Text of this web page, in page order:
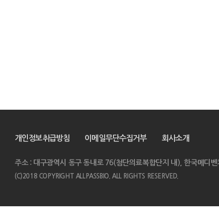
개인정보취급방침 이메일무단수집거부 회사소개
주소 : 대구광역시 동구 동내로 76(첨단의료복합단지 내), 한국메디
(C)2018 COPYRIGHT ALLPASSBIO. ALL RIGHTS RESERVED.